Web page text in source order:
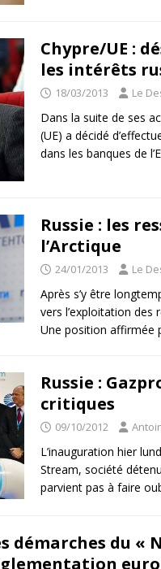
Chypre/UE :
les intérêts
18/03/2013 Le
Dans la suite de ses
(UE) a décidé
dans les banques de
Russie : les
l’Arctique
24/01/2013 Le
Après s’y être
vers l’exploitation des
Une position affirmée
Russie :
critiques
09/10/2012
L’inauguration hier
Stream, société
parvient pas à faire
démarches du «